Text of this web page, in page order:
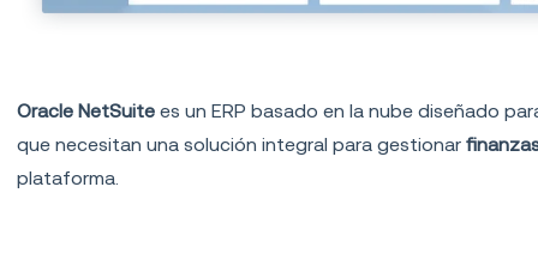
Oracle NetSuite es un ERP basado en la nube diseñado
que necesitan una solución integral para gestionar
plataforma.